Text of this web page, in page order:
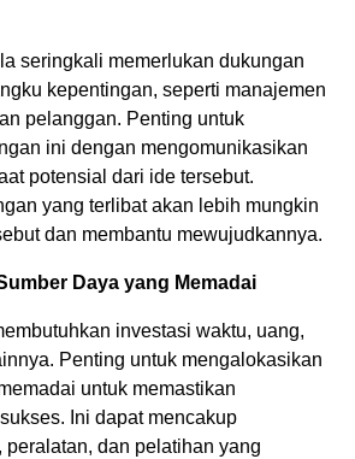
seringkali memerlukan dukungan
kepentingan, seperti manajemen
pelanggan. Penting untuk
ini dengan mengomunikasikan
potensial dari ide tersebut.
yang terlibat akan lebih mungkin
dan membantu mewujudkannya.
Daya yang Memadai
investasi waktu, uang,
Penting untuk mengalokasikan
untuk memastikan
Ini dapat mencakup
peralatan, dan pelatihan yang